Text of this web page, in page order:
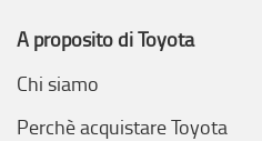
A proposito di Toyota
Chi siamo
Perchè acquistare Toyota